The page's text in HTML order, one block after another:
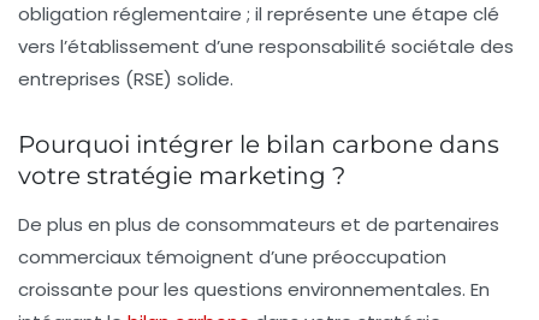
obligation réglementaire ; il représente une étape clé
vers l’établissement d’une responsabilité sociétale des
entreprises (RSE) solide.
Pourquoi intégrer le bilan carbone dans
votre stratégie marketing ?
De plus en plus de consommateurs et de partenaires
commerciaux témoignent d’une préoccupation
croissante pour les questions environnementales. En